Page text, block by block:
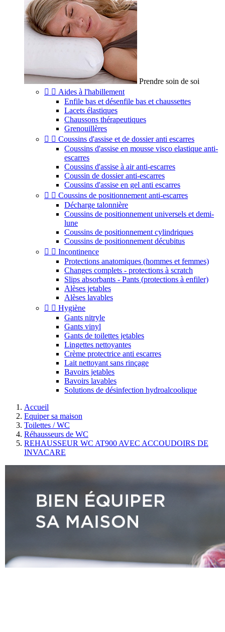
Prendre soin de soi
  Aides à l'habillement
Enfile bas et désenfile bas et chaussettes
Lacets élastiques
Chaussons thérapeutiques
Grenouillères
  Coussins d'assise et de dossier anti escarres
Coussins d'assise en mousse visco elastique anti-
escarres
Coussins d'assise à air anti-escarres
Coussin de dossier anti-escarres
Coussins d'assise en gel anti escarres
  Coussins de positionnement anti-escarres
Décharge talonnière
Coussins de positionnement universels et demi-
lune
Coussins de positionnement cylindriques
Coussins de positionnement décubitus
  Incontinence
Protections anatomiques (hommes et femmes)
Changes complets - protections à scratch
Slips absorbants - Pants (protections à enfiler)
Alèses jetables
Alèses lavables
  Hygiène
Gants nitryle
Gants vinyl
Gants de toilettes jetables
Lingettes nettoyantes
Crème protectrice anti escarres
Lait nettoyant sans rinçage
Bavoirs jetables
Bavoirs lavables
Solutions de désinfection hydroalcoolique
Accueil
Equiper sa maison
Toilettes / WC
Réhausseurs de WC
REHAUSSEUR WC AT900 AVEC ACCOUDOIRS DE
INVACARE